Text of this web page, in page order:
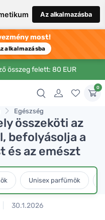
Az alkalmazásba
most!
alkalmazásba
összeg felett: 80 EUR
0
Egészség
összeköti az
befolyásolja a
és az emészt
Unisex parfümök
30.1.2026